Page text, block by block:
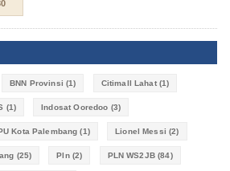
BNN Provinsi (1) Citimall Lahat(1)
(1) Indosat Ooredoo (3)
Kota Palembang (1) Lionel Messi (2)
(25) Pln(2) PLN WS2JB(84)